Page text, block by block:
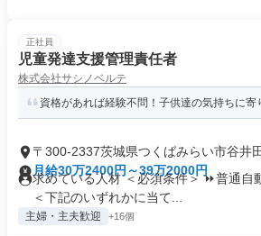
正社員
児童発達支援管理責任者
株式会社サシノベルテ
資格があれば経験不問！子供達の気持ちに寄
〒300-2337茨城県つくばみらい市谷井田
月給30万2400円～39万2000円
求めている人材 ＜必須条件＞ ⏩普通自
＜下記のいずれかに当て...
主婦・主夫歓迎 +16個